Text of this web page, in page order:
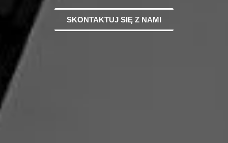
SKONTAKTUJ SIĘ Z NAMI